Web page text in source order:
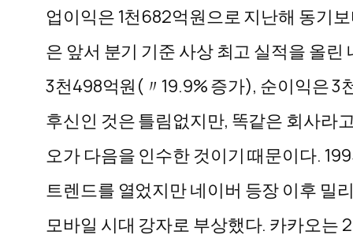
업이익은 1천682억원으로 지난해 동기
은 앞서 분기 기준 사상 최고 실적을 올
3천498억원(〃19.9% 증가), 순이익은 3
후신인 것은 틀림없지만, 똑같은 회사라
오가 다음을 인수한 것이기 때문이다.
트렌드를 열었지만 네이버 등장 이후 밀
모바일 시대 강자로 부상했다. 카카오는